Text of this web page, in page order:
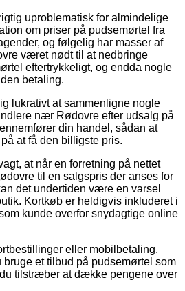
uproblematisk for almindelige
om priser på pudsemørtel fra
og følgelig har masser af
været nødt til at nedbringe
eftertrykkeligt, og endda nogle
betaling.
lukrativt at sammenligne nogle
nær Rødovre efter udsalg på
din handel, sådan at
at få den billigste pris.
at når en forretning på nettet
til en salgspris der anses for
det undertiden være en varsel
Kortkøb er heldigvis inkluderet i
kunde overfor snydagtige online
eller mobilbetaling.
bruge et tilbud på pudsemørtel som
tilstræber at dække pengene over